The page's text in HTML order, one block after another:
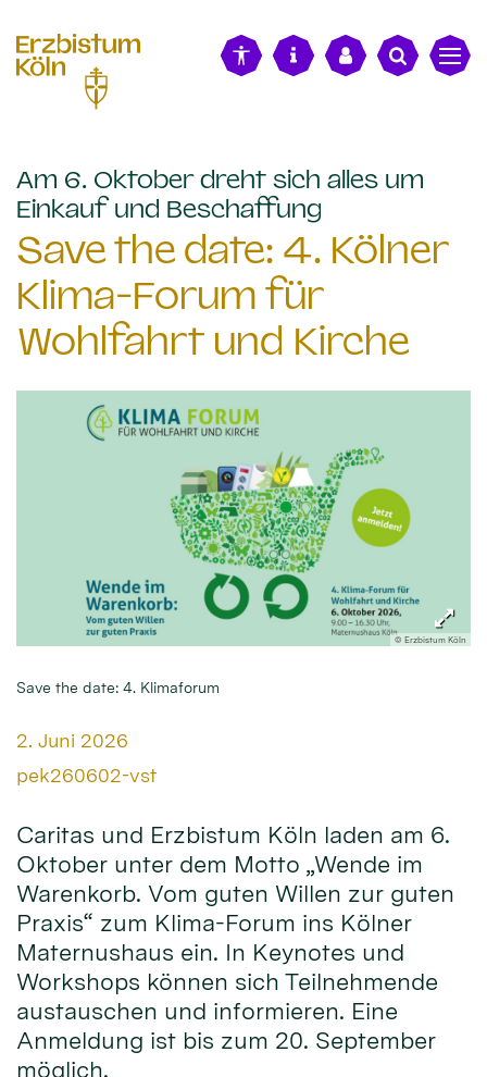
Am 6. Oktober dreht sich alles um
Einkauf und Beschaffung
Save the date: 4. Kölner
Klima-Forum für
Wohlfahrt und Kirche
© Erzbistum Köln
Save the date: 4. Klimaforum
Datum:
2. Juni 2026
Von:
pek260602-vst
Caritas und Erzbistum Köln laden am 6.
Oktober unter dem Motto „Wende im
Warenkorb. Vom guten Willen zur guten
Praxis“ zum Klima-Forum ins Kölner
Maternushaus ein. In Keynotes und
Workshops können sich Teilnehmende
austauschen und informieren. Eine
Anmeldung ist bis zum 20. September
möglich.